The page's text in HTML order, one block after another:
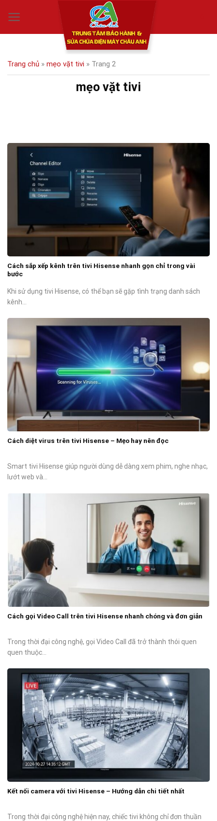
Trang chủ » mẹo vặt tivi » Trang 2
mẹo vặt tivi
Cách sắp xếp kênh trên tivi Hisense nhanh gọn chỉ trong vài
bước
Khi sử dụng tivi Hisense, có thể bạn sẽ gặp tình trạng danh sách
kênh...
Cách diệt virus trên tivi Hisense – Mẹo hay nên đọc
Smart tivi Hisense giúp người dùng dễ dàng xem phim, nghe nhạc,
lướt web và...
Cách gọi Video Call trên tivi Hisense nhanh chóng và đơn giản
Trong thời đại công nghệ, gọi Video Call đã trở thành thói quen
quen thuộc...
Kết nối camera với tivi Hisense – Hướng dẫn chi tiết nhất
Trong thời đại công nghệ hiện nay, chiếc tivi không chỉ đơn thuần